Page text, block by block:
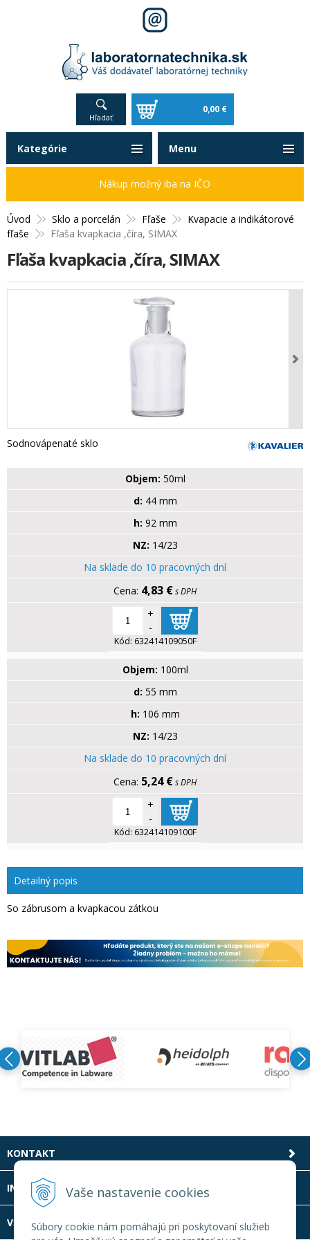
Vaše nastavenie cookies
Súbory cookie nám pomáhajú pri poskytovaní služieb
Hľadať
0,00 €
Úvod Sklo a porcelán Fľaše
Kvapacie a indikátorové
fľaše
Fľaša kvapkacia ,číra, SIMAX
Fľaša kvapkacia ,číra, SIMAX
Sodnovápenaté sklo
Objem: 50ml
d: 44 mm
h: 92 mm
NZ: 14/23
Na sklade do 10 pracovných dní
4,83 €s DPH
+
-
Kód: 632414109050F
Objem: 100ml
d: 55 mm
h: 106 mm
NZ: 14/23
Na sklade do 10 pracovných dní
5,24 €s DPH
+
-
Kód: 632414109100F
Detailný popis
So zábrusom a kvapkacou zátkou
Kategórie
Nákup možný iba na IČO
Menu
KONTAKT
INFOLINKA
VŠETKO O NÁKUPE